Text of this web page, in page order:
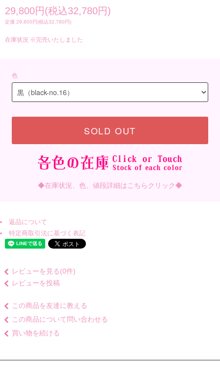
29,800円(税込32,780円)
定価 29,800円(税込32,780円)
在庫状況 ※完売いたしました
色
SOLD OUT
◆在庫状況、色、値段詳細はこちらクリック◆
返品について
特定商取引法に基づく表記
レビューを見る(0件)
レビューを投稿
この商品を友達に教える
この商品について問い合わせる
買い物を続ける